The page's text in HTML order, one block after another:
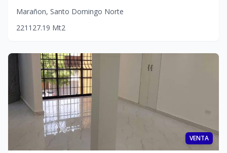
Marañon, Santo Domingo Norte
221 127.19 Mt2
VENTA